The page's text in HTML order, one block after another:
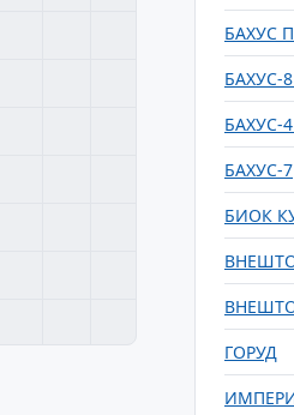
БАХУС
БАХУС-
БАХУС-
БАХУС-7
БИОК
ГОРУД